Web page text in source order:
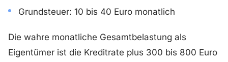
Grundsteuer: 10 bis 40 Euro monatlich
Die wahre monatliche Gesamtbelastung als
Eigentümer ist die Kreditrate plus 300 bis 800 Euro